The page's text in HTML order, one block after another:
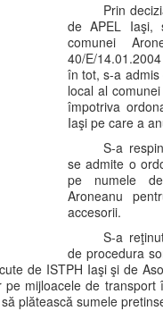
Prin
de APEL Iaşi,
comunei
40/E/
în tot, s-a
local al
împotriva
Iaşi pe care a
S-a
se admite o
pe numele
Aroneanu
accesorii.
S-a
de procedura
de ISTPH Iaşi şi de
mijloacele de
plătească sumele